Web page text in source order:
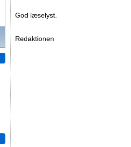
God læselyst.
Redaktionen